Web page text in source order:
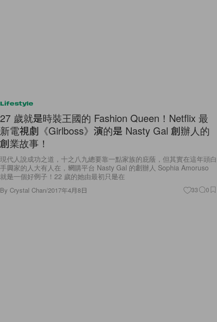
Lifestyle
27 歲就是時裝王國的 Fashion Queen！Netflix 最
新電視劇《Girlboss》演的是 Nasty Gal 創辦人的
創業故事！
現代人說成功之道，十之八九總要靠一點家族的庇蔭，但其實在這年頭白
手興家的人大有人在，網購平台 Nasty Gal 的創辦人 Sophia Amoruso
就是一個好例子！22 歲的她由最初只是在
By Crystal Chan/2017年4月8日 33 0